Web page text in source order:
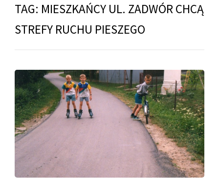
TAG: MIESZKAŃCY UL. ZADWÓR CHCĄ
STREFY RUCHU PIESZEGO